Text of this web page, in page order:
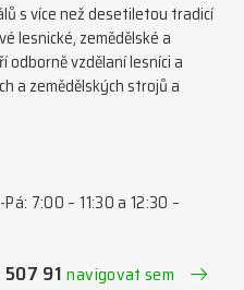
s více než desetiletou tradicí
lesnické, zemědělské a
vzdělaní lesníci a
a zemědělských strojů a
7:00 – 11:30 a 12:30 –
507 91navigovat sem